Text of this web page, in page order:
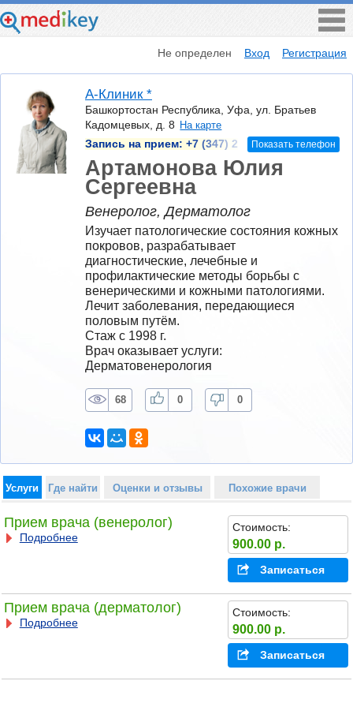
Не определен Вход Регистрация
А-Клиник *
Башкортостан Республика, Уфа, ул. Братьев
Кадомцевых, д. 8 На карте
Запись на прием: +7 (347) 2 Показать телефон
Артамонова Юлия
Сергеевна
Венеролог, Дерматолог
Изучает патологические состояния кожных
покровов, разрабатывает
диагностические, лечебные и
профилактические методы борьбы с
венерическими и кожными патологиями.
Лечит заболевания, передающиеся
Стаж с 1998 г.
Врач оказывает услуги:
Дерматовенерология
68 0 0
Услуги Где найти Оценки и отзывы Похожие врачи
Прием врача (венеролог)
Подробнее
Стоимость:
900.00 р.
Записаться
Прием врача (дерматолог)
Подробнее
Стоимость:
900.00 р.
Записаться